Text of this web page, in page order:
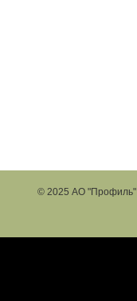
© 2025 АО "Профиль"